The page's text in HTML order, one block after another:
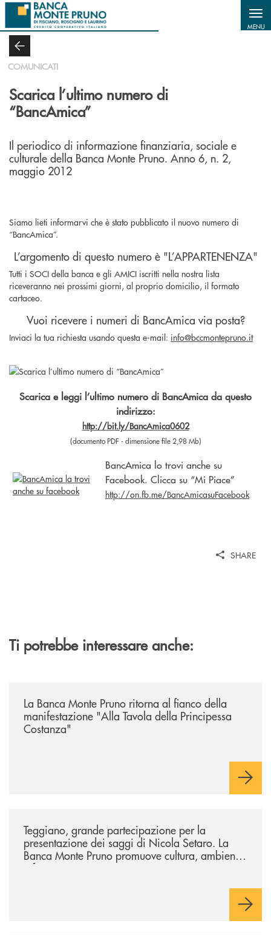
Salta al contenuto principale
MENU
COMUNICATI
Scarica l’ultimo numero di
“BancAmica”
Il periodico di informazione finanziaria, sociale e
culturale della Banca Monte Pruno. Anno 6, n. 2,
maggio 2012
Siamo lieti informarvi che è stato pubblicato il nuovo numero di
“BancAmica”.
L’argomento di questo numero è "L’APPARTENENZA"
Tutti i SOCI della banca e gli AMICI iscritti nella nostra lista
riceveranno nei prossimi giorni, al proprio domicilio, il formato
cartaceo.
Vuoi ricevere i numeri di BancAmica via posta?
Inviaci la tua richiesta usando questa e-mail: info@bccmontepruno.it
Scarica e leggi l’ultimo numero di BancAmica da questo
indirizzo:
http://bit.ly/BancAmica0602
(documento PDF - dimensione file 2,98 Mb)
BancAmica lo trovi anche su
Facebook. Clicca su “Mi Piace”
http://on.fb.me/BancAmicasuFacebook
SHARE
Ti potrebbe interessare anche:
La Banca Monte Pruno ritorna al fianco della
manifestazione "Alla Tavola della Principessa
Costanza"
Teggiano, grande partecipazione per la
presentazione dei saggi di Nicola Setaro. La
Banca Monte Pruno promuove cultura, ambiente
e futuro